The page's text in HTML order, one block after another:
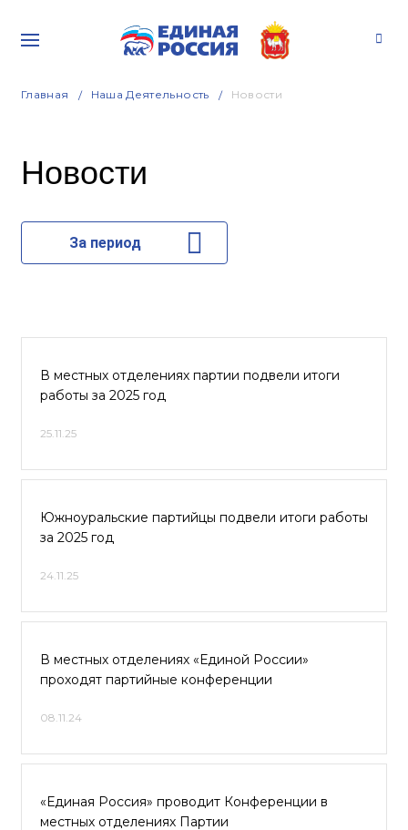
Главная Наша Деятельность Новости
Новости
За период
В местных отделениях партии подвели итоги
работы за 2025 год
25.11.25
Южноуральские партийцы подвели итоги работы
за 2025 год
24.11.25
В местных отделениях «Единой России»
проходят партийные конференции
08.11.24
«Единая Россия» проводит Конференции в
местных отделениях Партии